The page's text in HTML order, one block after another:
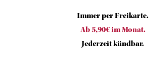
Immer per Freikarte.
Ab 5,90€ im Monat.
Jederzeit kündbar.